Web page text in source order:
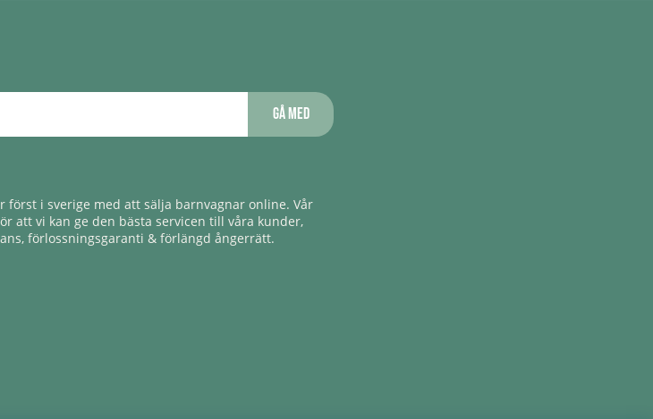
Gå med
först i sverige med att sälja barnvagnar online. Vår
att vi kan ge den bästa servicen till våra kunder,
förlossningsgaranti & förlängd ångerrätt.